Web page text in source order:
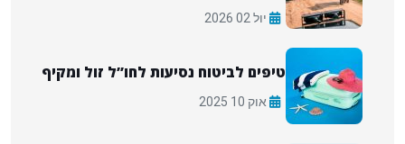
יול 02 2026
טיפים לביטוח נסיעות לחו”ל זול ומקיף
אוק 10 2025